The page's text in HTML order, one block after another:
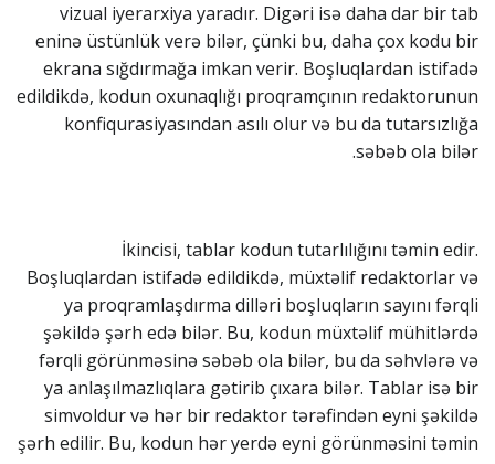
vizual iyerarxiya yaradır. Digəri isə daha dar bir tab
eninə üstünlük verə bilər, çünki bu, daha çox kodu bir
ekrana sığdırmağa imkan verir. Boşluqlardan istifadə
edildikdə, kodun oxunaqlığı proqramçının redaktorunun
konfiqurasiyasından asılı olur və bu da tutarsızlığa
səbəb ola bilər.
İkincisi, tablar kodun tutarlılığını təmin edir.
Boşluqlardan istifadə edildikdə, müxtəlif redaktorlar və
ya proqramlaşdırma dilləri boşluqların sayını fərqli
şəkildə şərh edə bilər. Bu, kodun müxtəlif mühitlərdə
fərqli görünməsinə səbəb ola bilər, bu da səhvlərə və
ya anlaşılmazlıqlara gətirib çıxara bilər. Tablar isə bir
simvoldur və hər bir redaktor tərəfindən eyni şəkildə
şərh edilir. Bu, kodun hər yerdə eyni görünməsini təmin